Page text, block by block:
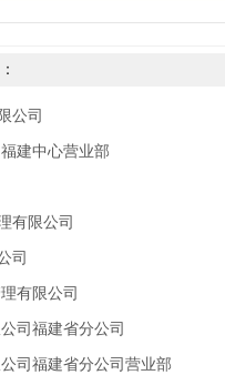
公司
建中心营业部
有限公司
司
有限公司
司福建省分公司
司福建省分公司营业部